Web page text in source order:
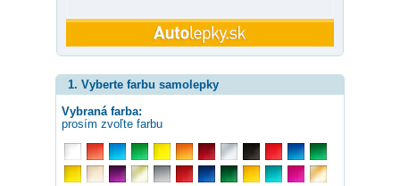
1. Vyberte farbu samolepky
Vybraná farba:
prosím zvoľte farbu